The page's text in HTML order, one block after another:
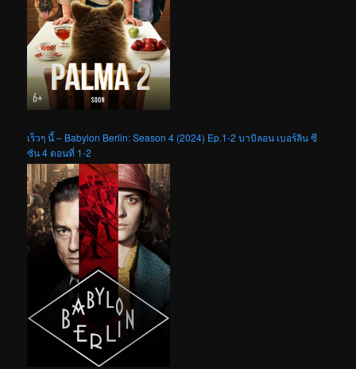
เร็วๆ นี้ – Babylon Berlin: Season 4 (2024) Ep.1-2 บาบิลอน เบอร์ลิน ซี
ซัน 4 ตอนที่ 1-2